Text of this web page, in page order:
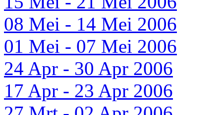
08 Mei - 14 Mei 2006
01 Mei - 07 Mei 2006
24 Apr - 30 Apr 2006
17 Apr - 23 Apr 2006